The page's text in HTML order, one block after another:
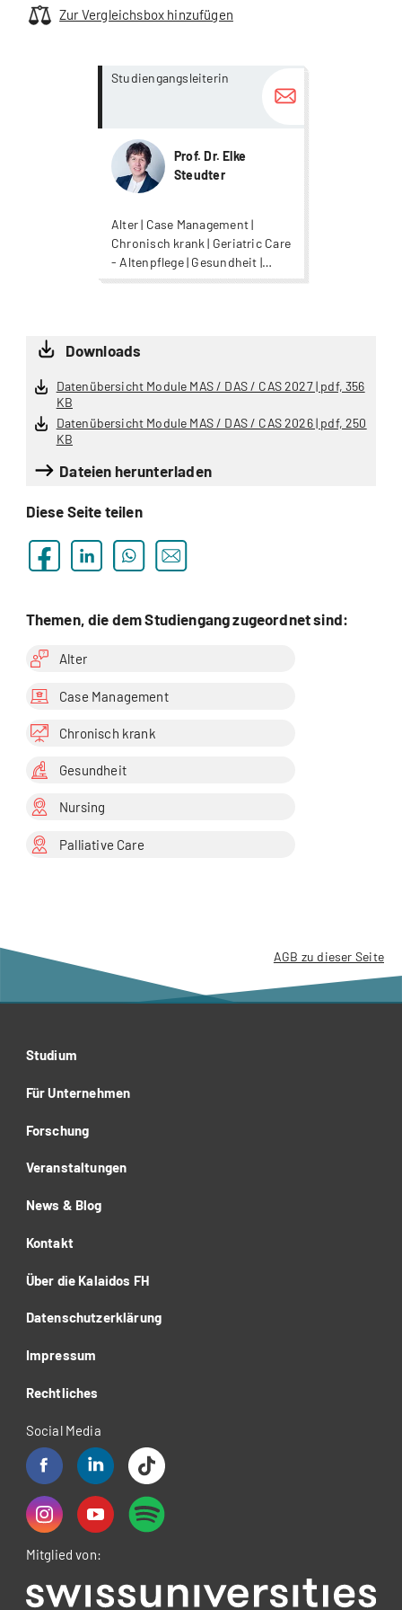
Zur Vergleichsbox hinzufügen
Studiengangsleiterin
Prof. Dr. Elke
Steudter
Alter | Case Management |
Chronisch krank | Geriatric Care
- Altenpflege | Gesundheit |
Neuro / Stroke - Schlaganfall |
more...
more...
Downloads
Datenübersicht Module MAS / DAS / CAS 2027 | pdf, 356
KB
Datenübersicht Module MAS / DAS / CAS 2026 | pdf, 250
KB
Dateien herunterladen
Diese Seite teilen
Themen, die dem Studiengang zugeordnet sind:
Alter
Case Management
Chronisch krank
Gesundheit
Nursing
Palliative Care
AGB zu dieser Seite
Studium
Für Unternehmen
Forschung
Veranstaltungen
News & Blog
Kontakt
Über die Kalaidos FH
Datenschutzerklärung
Impressum
Rechtliches
Social Media
Mitglied von: